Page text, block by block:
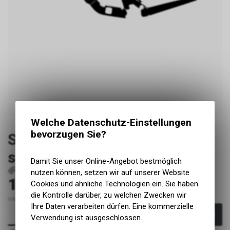
Santa Cruz Heckler SL 2024+
small matt
199.00CHF
inkl. MwSt., zzgl. Versandkosten
In den Warenkorb
Welche Datenschutz-Einstellungen
bevorzugen Sie?
Damit Sie unser Online-Angebot bestmöglich
nutzen können, setzen wir auf unserer Website
Cookies und ähnliche Technologien ein. Sie haben
die Kontrolle darüber, zu welchen Zwecken wir
Ihre Daten verarbeiten dürfen. Eine kommerzielle
Verwendung ist ausgeschlossen.